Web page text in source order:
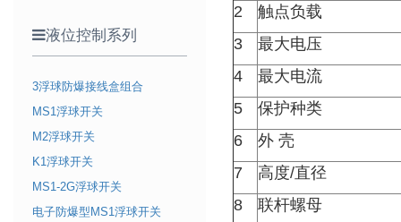
液位控制系列
3浮球防爆接线盒组合
MS1浮球开关
M2浮球开关
K1浮球开关
MS1-2G浮球开关
电子防爆型MS1浮球开关
2
触点负载
3
最大电压
4
最大电流
5
保护种类
6
外 壳
7
高度/直径
8
联杆螺母